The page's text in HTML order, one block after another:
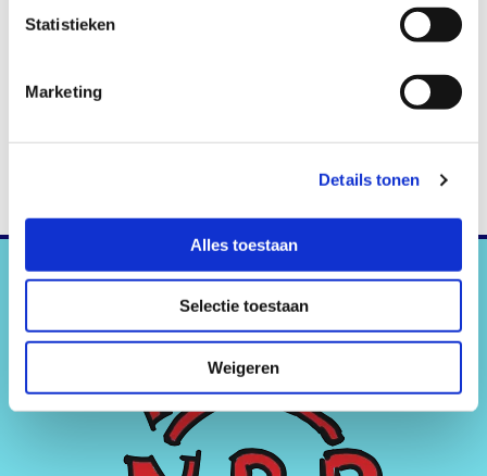
Statistieken
Marketing
Details tonen
Alles toestaan
Selectie toestaan
Weigeren
helaas lage opkomst, maar wel een toernooi waarbij alle partijen
met vallen werden gewonnen!!